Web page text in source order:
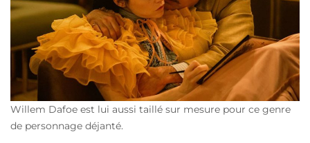
Willem Dafoe est lui aussi taillé sur mesure pour ce genre
de personnage déjanté.